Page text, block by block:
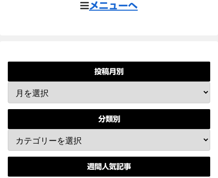
メニューへ
投稿月別
分類別
週間人気記事